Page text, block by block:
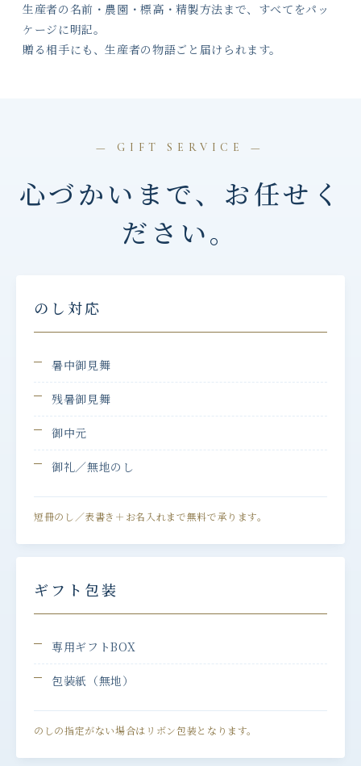
生産者の名前・農園・標高・精製方法まで、すべてをパッ
ケージに明記。
贈る相手にも、生産者の物語ごと届けられます。
— GIFT SERVICE —
心づかいまで、お任せく
ださい。
のし対応
暑中御見舞
残暑御見舞
御中元
御礼／無地のし
短冊のし／表書き＋お名入れまで無料で承ります。
ギフト包装
専用ギフトBOX
包装紙（無地）
のしの指定がない場合はリボン包装となります。